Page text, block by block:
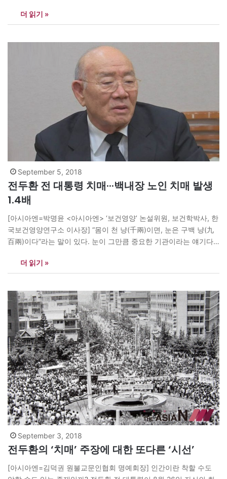
이름 바꿈 -1946 남조선노동당 결성 -1988 전두환 전 대통령 대국
민사과 후 인제 백담사로 떠남. 재임 중 비리를 사과하고 남은 정치
더 읽기 »
September 5, 2018
전두환 전 대통령 치매···백내장 노인 치매 발생
1.4배
[아시아엔=박명윤 <아시아엔> ‘보건영양’ 논설위원, 보건학박사, 한
국보건영양연구소 이사장] “몸이 천 냥(千兩)이면, 눈은 구백 냥(九
百兩)이다”라는 말이 있다. 눈이 그만큼 중요한 기관이라는 얘기다.
를 받지 않은 것으로 나타났다. 김안과병원 백승희 박사팀이 12세
이상을 대상으로 한 조사에서 26.5%가 “지금까지 한 번도 안과 검사
더 읽기 »
September 3, 2018
전두환의 ‘치매’ 주장에 대한 또다른 ‘시선’
[아시아엔=김덕권 원불교문인협회 명예회장] 인간이란 착할 수도